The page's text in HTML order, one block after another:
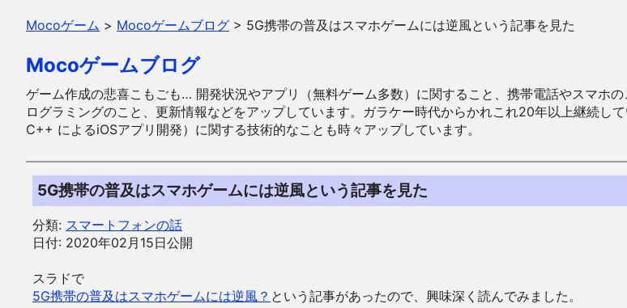
Mocoゲーム > Mocoゲームブログ > 5G携帯の普及はスマホゲームには逆風という記事を見た
Mocoゲームブログ
ゲーム作成の悲喜こもごも… 開発状況やアプリ（無料ゲーム多数）に関すること、携帯電話やスマ
ログラミングのこと、更新情報などをアップしています。ガラケー時代からかれこれ20年以上継続
C++ によるiOSアプリ開発）に関する技術的なことも時々アップしています。
5G携帯の普及はスマホゲームには逆風という記事を見た
分類: スマートフォンの話
日付: 2020年02月15日公開
スラドで
5G携帯の普及はスマホゲームには逆風？ という記事があったので、興味深く読んでみました。